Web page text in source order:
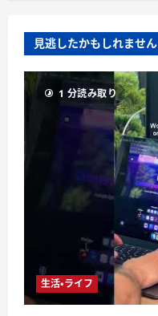
見逃したかもしれません
1 分読み取り
生活・ライフ